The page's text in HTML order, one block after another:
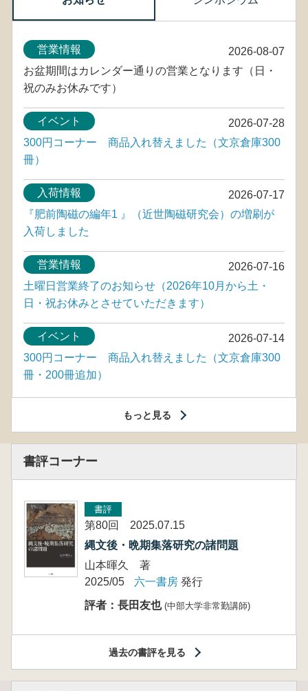
2026-08-07
営業情報
お盆期間はカレンダー通りの営業となります（日・
祝のみお休みです）
2026-07-28
イベント
300円コーナー 商品入れ替えました（文京倉庫300
冊）
2026-07-17
入荷情報
『肥前陶磁の編年1 』（近世陶磁研究会）の増刷が
入荷しました
2026-07-16
営業情報
土曜日営業終了のお知らせ（2026年10月から土・
日・祝お休みとさせていただきます）
2026-07-14
イベント
300円コーナー 商品入れ替えました（文京倉庫300
冊・200冊追加）
もっと見る
書評コーナー
書評
第80回 2025.07.15
縄文後・晩期集落研究の諸問題
山本暉久 著
2025/05
六一書房 発行
評者：長田友也 (中部大学非常勤講師)
過去の書評を見る